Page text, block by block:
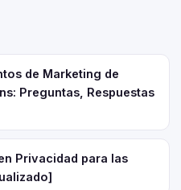
de Marketing de
Preguntas, Respuestas
Privacidad para las